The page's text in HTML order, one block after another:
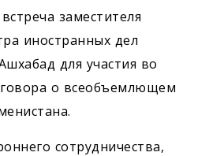
заместителя
иностранных дел
для участия во
о всеобъемлющем
сотрудничества,